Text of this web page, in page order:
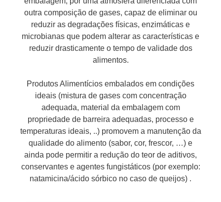
outra composição de gases, capaz de eliminar ou
reduzir as degradações físicas, enzimáticas e
microbianas que podem alterar as características e
reduzir drasticamente o tempo de validade dos
alimentos.
Produtos Alimentícios embalados em condições
ideais (mistura de gases com concentração
adequada, material da embalagem com
propriedade de barreira adequadas, processo e
temperaturas ideais, ..) promovem a manutenção da
qualidade do alimento (sabor, cor, frescor, …) e
ainda pode permitir a redução do teor de aditivos,
conservantes e agentes fungistáticos (por exemplo:
natamicina/ácido sórbico no caso de queijos) .